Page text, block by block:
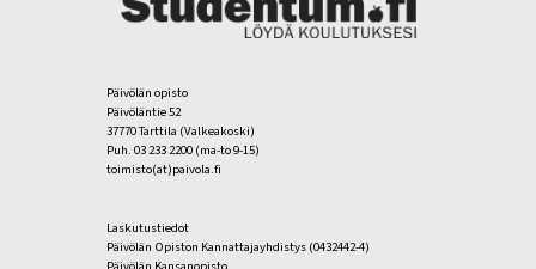
Päivölän opisto
Päivöläntie 52
37770 Tarttila (Valkeakoski)
Puh. 03 233 2200 (ma-to 9-15)
toimisto(at)paivola.fi
Laskutustiedot
Päivölän Opiston Kannattajayhdistys (0432442-4)